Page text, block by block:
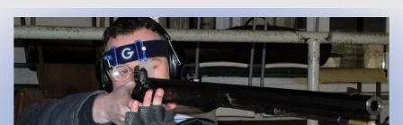
Verein
Sportbereiche
Brauchtum
Vereinsleben